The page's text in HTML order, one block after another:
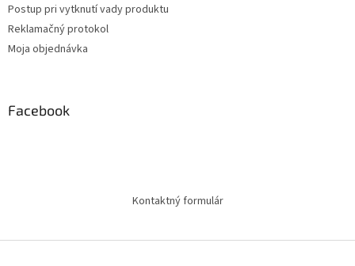
Postup pri vytknutí vady produktu
Reklamačný protokol
Moja objednávka
Facebook
Kontaktný formulár